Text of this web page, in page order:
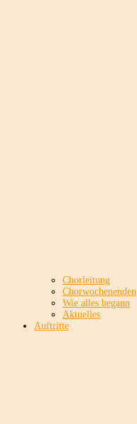
Chorleitung
Chorwochenenden
Wie alles begann
Aktuelles
Auftritte